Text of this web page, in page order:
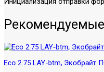
Eco 2.75 LAY-btm,